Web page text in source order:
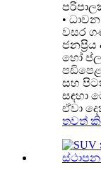
•
වසර
හෝ
සහ
සඳහා
ඒවා
තවත්